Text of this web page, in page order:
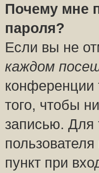
Почему мне
пароля?
Если вы не
каждом
конференции
того, чтобы
записью. Для
пункт при